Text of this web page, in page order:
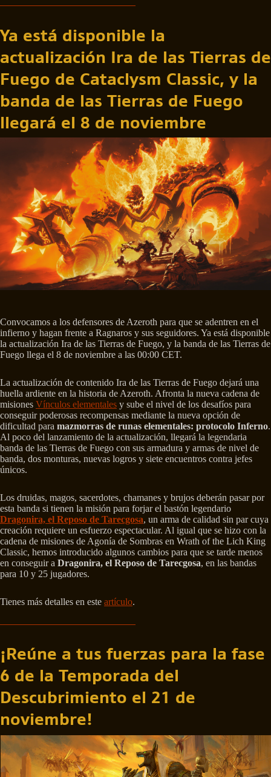
Ya está disponible la
actualización Ira de las Tierras de
Fuego de Cataclysm Classic, y la
banda de las Tierras de Fuego
llegará el 8 de noviembre
Convocamos a los defensores de Azeroth para que se adentren en el
infierno y hagan frente a Ragnaros y sus seguidores. Ya está disponible
la actualización Ira de las Tierras de Fuego, y la banda de las Tierras de
Fuego llega el 8 de noviembre a las 00:00 CET.
La actualización de contenido Ira de las Tierras de Fuego dejará una
huella ardiente en la historia de Azeroth. Afronta la nueva cadena de
misiones Vínculos elementales y sube el nivel de los desafíos para
conseguir poderosas recompensas mediante la nueva opción de
dificultad para mazmorras de runas elementales: protocolo Inferno.
Al poco del lanzamiento de la actualización, llegará la legendaria
banda de las Tierras de Fuego con sus armadura y armas de nivel de
banda, dos monturas, nuevas logros y siete encuentros contra jefes
únicos.
Los druidas, magos, sacerdotes, chamanes y brujos deberán pasar por
esta banda si tienen la misión para forjar el bastón legendario
Dragonira, el Reposo de Tarecgosa, un arma de calidad sin par cuya
creación requiere un esfuerzo espectacular. Al igual que se hizo con la
cadena de misiones de Agonía de Sombras en Wrath of the Lich King
Classic, hemos introducido algunos cambios para que se tarde menos
en conseguir a Dragonira, el Reposo de Tarecgosa, en las bandas
para 10 y 25 jugadores.
Tienes más detalles en este artículo.
¡Reúne a tus fuerzas para la fase
6 de la Temporada del
Descubrimiento el 21 de
noviembre!